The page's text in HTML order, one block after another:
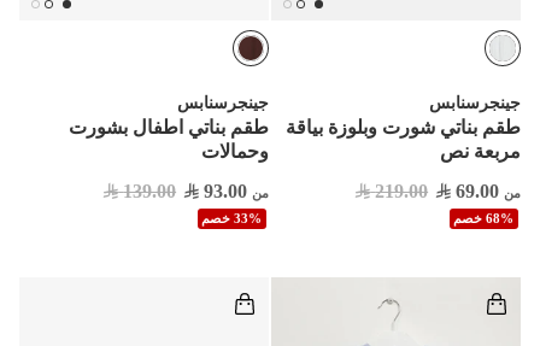
جينجرسنابس
طقم بناتي شورت وبلوزة بياقة
مربعة نص
من 69.00
219.00
68% خصم
جينجرسنابس
طقم بناتي اطفال بشورت
وحمالات
من 93.00
139.00
33% خصم